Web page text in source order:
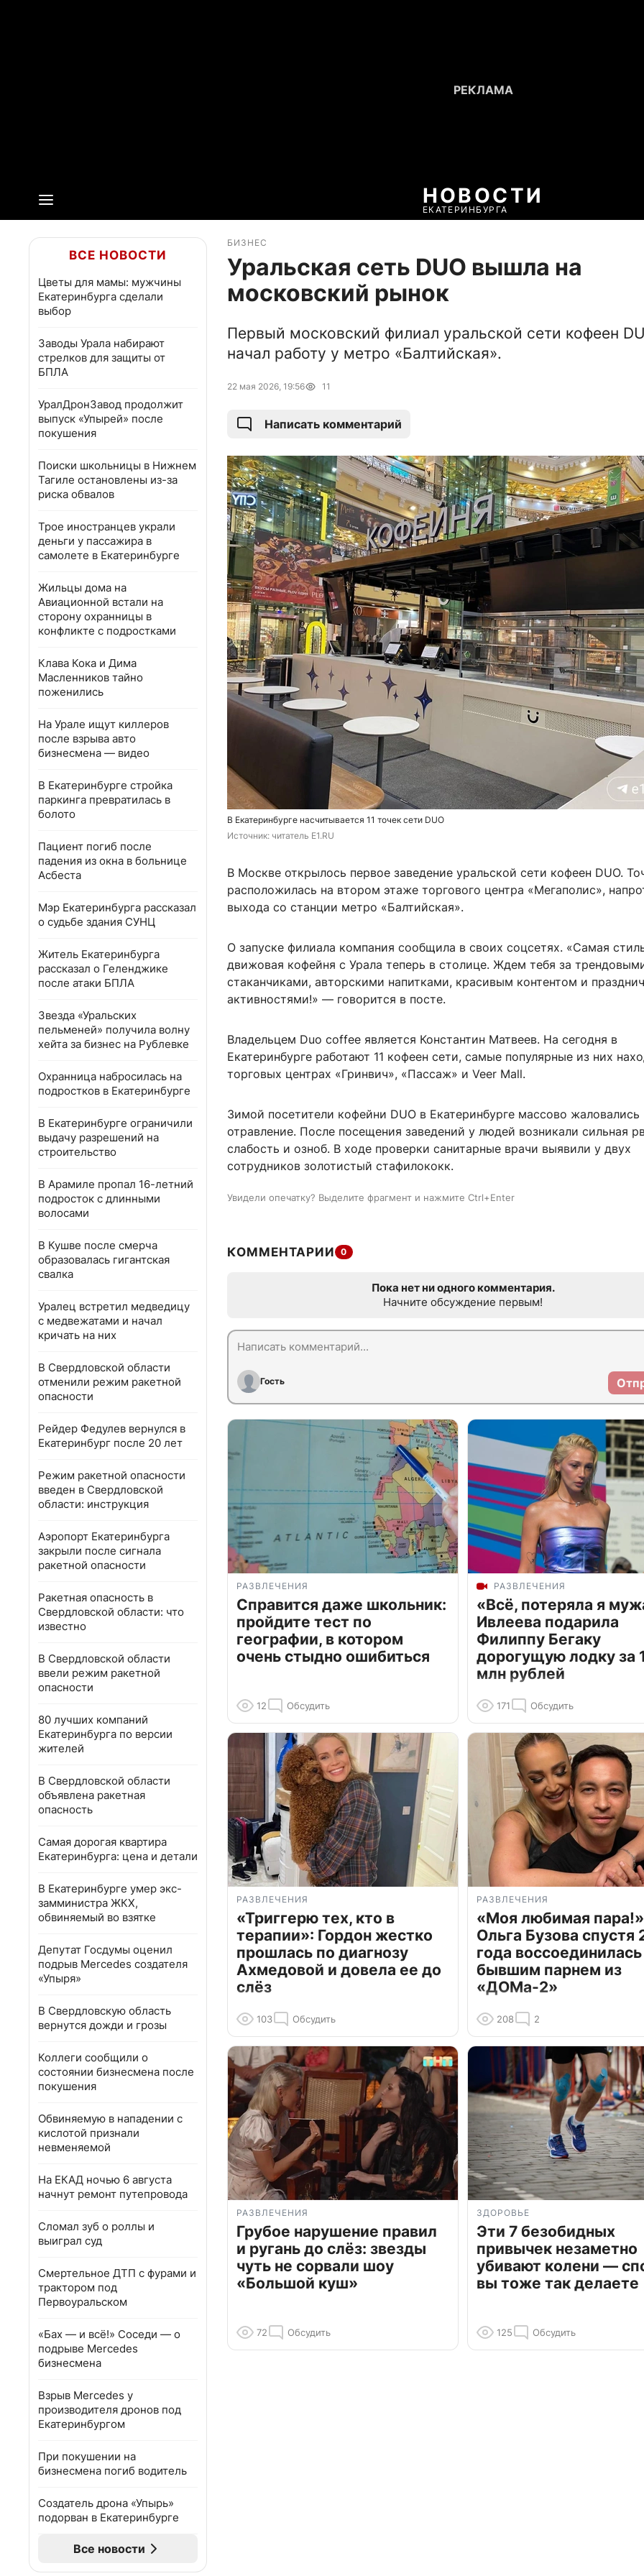
НОВОСТИ
ЕКАТЕРИНБУРГА
ВСЕ НОВОСТИ
Цветы для мамы: мужчины
Екатеринбурга сделали
выбор
Заводы Урала набирают
стрелков для защиты от
БПЛА
УралДронЗавод продолжит
выпуск «Упырей» после
покушения
Поиски школьницы в Нижнем
Тагиле остановлены из-за
риска обвалов
Трое иностранцев украли
деньги у пассажира в
самолете в Екатеринбурге
Жильцы дома на
Авиационной встали на
сторону охранницы в
конфликте с подростками
Клава Кока и Дима
Масленников тайно
поженились
На Урале ищут киллеров
после взрыва авто
бизнесмена — видео
В Екатеринбурге стройка
паркинга превратилась в
болото
Пациент погиб после
падения из окна в больнице
Асбеста
Мэр Екатеринбурга рассказал
о судьбе здания СУНЦ
Житель Екатеринбурга
рассказал о Геленджике
после атаки БПЛА
Звезда «Уральских
пельменей» получила волну
хейта за бизнес на Рублевке
Охранница набросилась на
подростков в Екатеринбурге
В Екатеринбурге ограничили
выдачу разрешений на
строительство
В Арамиле пропал 16-летний
подросток с длинными
волосами
В Кушве после смерча
образовалась гигантская
свалка
Уралец встретил медведицу
с медвежатами и начал
кричать на них
В Свердловской области
отменили режим ракетной
опасности
Рейдер Федулев вернулся в
Екатеринбург после 20 лет
Режим ракетной опасности
введен в Свердловской
области: инструкция
Аэропорт Екатеринбурга
закрыли после сигнала
ракетной опасности
Ракетная опасность в
Свердловской области: что
известно
В Свердловской области
ввели режим ракетной
опасности
80 лучших компаний
Екатеринбурга по версии
жителей
В Свердловской области
объявлена ракетная
опасность
Самая дорогая квартира
Екатеринбурга: цена и детали
В Екатеринбурге умер экс-
замминистра ЖКХ,
обвиняемый во взятке
Депутат Госдумы оценил
подрыв Mercedes создателя
«Упыря»
В Свердловскую область
вернутся дожди и грозы
Коллеги сообщили о
состоянии бизнесмена после
покушения
Обвиняемую в нападении с
кислотой признали
невменяемой
На ЕКАД ночью 6 августа
начнут ремонт путепровода
Сломал зуб о роллы и
выиграл суд
Смертельное ДТП с фурами и
трактором под
Первоуральском
«Бах — и всё!» Соседи — о
подрыве Mercedes
бизнесмена
Взрыв Mercedes у
производителя дронов под
Екатеринбургом
При покушении на
бизнесмена погиб водитель
Создатель дрона «Упырь»
подорван в Екатеринбурге
Все новости
БИЗНЕС
Уральская сеть DUO вышла на
московский рынок
Первый московский филиал уральской сети кофеен
начал работу у метро «Балтийская».
22 мая 2026, 19:56 11
Написать комментарий
В Екатеринбурге насчитывается 11 точек сети DUO
Источник: читатель E1.RU
В Москве открылось первое заведение уральской сети кофеен DUO.
расположилась на втором этаже торгового центра «Мегаполис»,
выхода со станции метро «Балтийская».
О запуске филиала компания сообщила в своих соцсетях. «Самая
движовая кофейня с Урала теперь в столице. Ждем тебя за
стаканчиками, авторскими напитками, красивым контентом и
активностями!» — говорится в посте.
Владельцем Duo coffee является Константин Матвеев. На сегодня в
Екатеринбурге работают 11 кофеен сети, самые популярные из них
торговых центрах «Гринвич», «Пассаж» и Veer Mall.
Зимой посетители кофейни DUO в Екатеринбурге массово жаловались
отравление. После посещения заведений у людей возникали сильная
слабость и озноб. В ходе проверки санитарные врачи выявили у двух
сотрудников золотистый стафилококк.
Увидели опечатку? Выделите фрагмент и нажмите Ctrl+Enter
КОММЕНТАРИИ 0
Пока нет ни одного комментария.
Начните обсуждение первым!
Гость
РАЗВЛЕЧЕНИЯ
Справится даже школьник:
пройдите тест по
географии, в котором
очень стыдно ошибиться
12 Обсудить
РАЗВЛЕЧЕНИЯ
«Всё, потеряла я
Ивлеева подарила
Филиппу Бегаку
дорогущую лодку за
млн рублей
171 Обсудить
РАЗВЛЕЧЕНИЯ
«Триггерю тех, кто в
терапии»: Гордон жестко
прошлась по диагнозу
Ахмедовой и довела ее до
слёз
103 Обсудить
РАЗВЛЕЧЕНИЯ
«Моя любимая
Ольга Бузова спустя
года
бывшим парнем из
«ДОМа-2»
208 2
РАЗВЛЕЧЕНИЯ
Грубое нарушение правил
и ругань до слёз: звезды
чуть не сорвали шоу
«Большой куш»
72 Обсудить
ЗДОРОВЬЕ
Эти 7 безобидных
привычек незаметно
убивают колени —
вы тоже так делаете
125 Обсудить